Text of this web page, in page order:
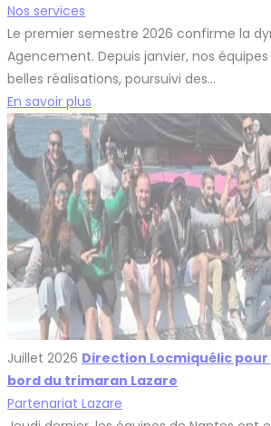
Nos services
Le premier semestre 2026 confirme la
Agencement. Depuis janvier, nos
belles réalisations, poursuivi des…
En savoir plus
Juillet 2026 Direction Locmiquélic pour
bord du trimaran Lazare
Partenariat Lazare